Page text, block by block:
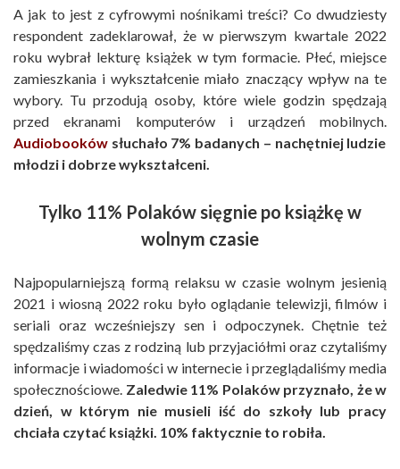
A jak to jest z cyfrowymi nośnikami treści? Co dwudziesty
respondent zadeklarował, że w pierwszym kwartale 2022
roku wybrał lekturę książek w tym formacie. Płeć, miejsce
zamieszkania i wykształcenie miało znaczący wpływ na te
wybory. Tu przodują osoby, które wiele godzin spędzają
przed ekranami komputerów i urządzeń mobilnych.
Audiobooków słuchało 7% badanych – nachętniej ludzie
młodzi i dobrze wykształceni.
Tylko 11% Polaków sięgnie po książkę w
wolnym czasie
Najpopularniejszą formą relaksu w czasie wolnym jesienią
2021 i wiosną 2022 roku było oglądanie telewizji, filmów i
seriali oraz wcześniejszy sen i odpoczynek. Chętnie też
spędzaliśmy czas z rodziną lub przyjaciółmi oraz czytaliśmy
informacje i wiadomości w internecie i przeglądaliśmy media
społecznościowe. Zaledwie 11% Polaków przyznało, że w
dzień, w którym nie musieli iść do szkoły lub pracy
chciała czytać książki. 10% faktycznie to robiła.